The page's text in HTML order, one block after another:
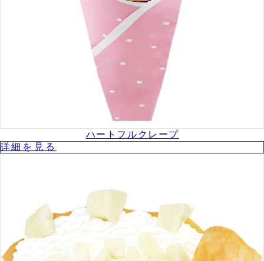
ハートフルクレープ
詳細を⾒る